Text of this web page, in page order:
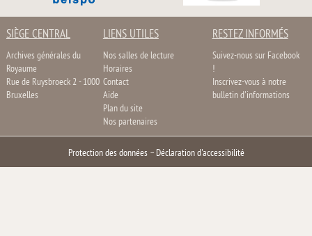
SIÈGE CENTRAL
Archives générales du
Royaume
Rue de Ruysbroeck 2 - 1000
Bruxelles
LIENS UTILES
Nos salles de lecture
Horaires
Contact
Aide
Plan du site
Nos partenaires
RESTEZ INFORMÉS
Suivez-nous sur Facebook
!
Inscrivez-vous à notre
bulletin d'informations
Protection des données– Déclaration d'accessibilité